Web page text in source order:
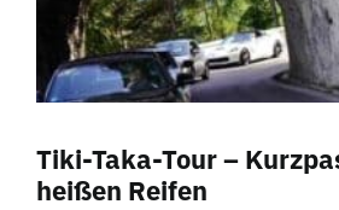
Tiki-Taka-Tour –
heißen Reifen